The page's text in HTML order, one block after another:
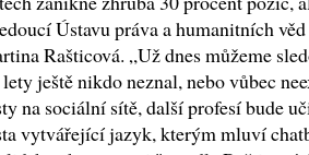
Ústavu práva a humanitních
Rašticová. „Už dnes můžeme
ještě nikdo neznal, nebo vůbec
na sociální sítě, další profesí bude
vytvářející jazyk, kterým mluví